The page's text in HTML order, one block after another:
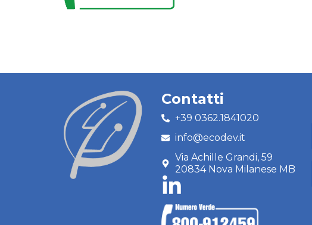
Contatti
+39 0362.1841020
info@ecodev.it
Via Achille Grandi, 59
20834 Nova Milanese MB